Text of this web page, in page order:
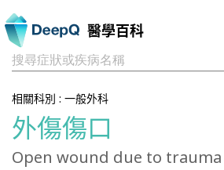
醫學百科
搜尋症狀或疾病名稱
相關科別 : 一般外科
外傷傷口
Open wound due to trauma